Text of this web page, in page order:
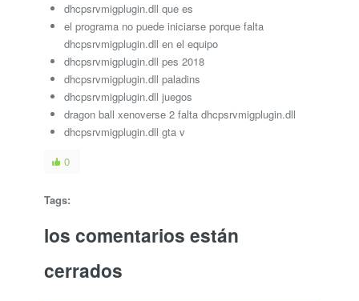
dhcpsrvmigplugin.dll que es
el programa no puede iniciarse porque falta
dhcpsrvmigplugin.dll en el equipo
dhcpsrvmigplugin.dll pes 2018
dhcpsrvmigplugin.dll paladins
dhcpsrvmigplugin.dll juegos
dragon ball xenoverse 2 falta dhcpsrvmigplugin.dll
dhcpsrvmigplugin.dll gta v
0
Tags:
los comentarios están
cerrados